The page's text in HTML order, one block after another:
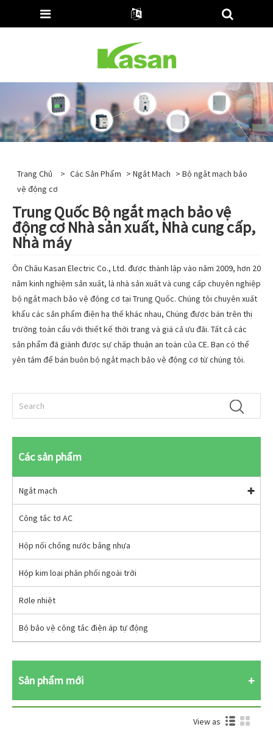
Trang Chủ > Các Sản Phẩm >Ngắt Mạch > Bộ ngắt mạch bảo
vệ động cơ
Trung Quốc Bộ ngắt mạch bảo vệ
động cơ Nhà sản xuất, Nhà cung cấp,
Nhà máy
Ôn Châu Kasan Electric Co., Ltd. được thành lập vào năm 2009, hơn 20
năm kinh nghiệm sản xuất, là nhà sản xuất và cung cấp chuyên nghiệp
bộ ngắt mạch bảo vệ động cơ tại Trung Quốc. Chúng tôi chuyên xuất
khẩu các sản phẩm điện hạ thế khác nhau, Chúng được bán trên thị
trường toàn cầu với thiết kế thời trang và giá cả ưu đãi. Tất cả các
sản phẩm đã giành được sự chấp thuận an toàn của CE. Bạn có thể
yên tâm để bán buôn bộ ngắt mạch bảo vệ động cơ từ chúng tôi.
Các sản phẩm
Ngắt mạch
Công tắc tơ AC
Hộp nối chống nước bằng nhựa
Hộp kim loại phân phối ngoài trời
Rơle nhiệt
Bộ bảo vệ công tắc điện áp tự động
Sản phẩm mới
View as